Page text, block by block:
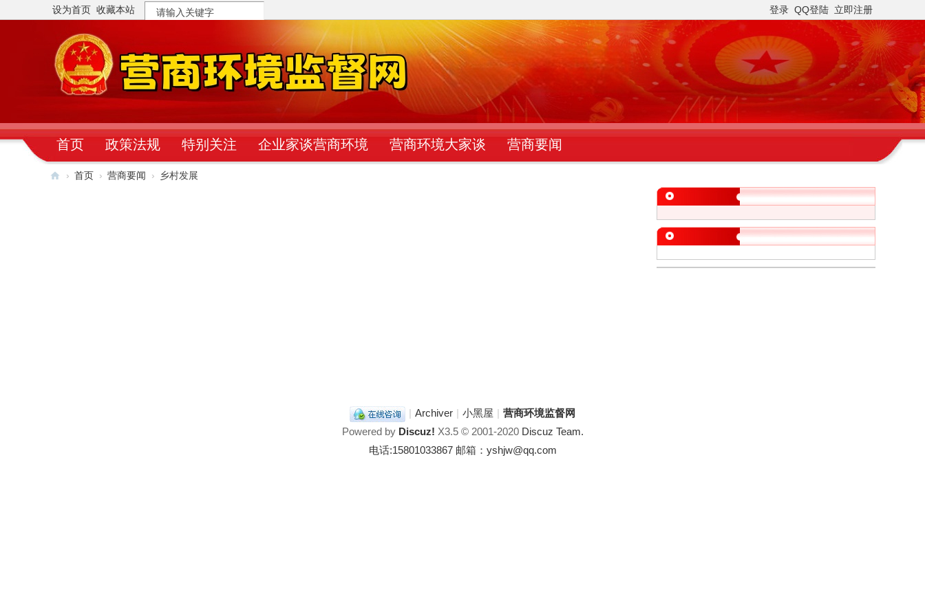
设为首页 收藏本站
搜
索
登录 QQ登陆 立即注册
首页 政策法规 特别关注 企业家谈营商环境 营商环境大家谈 营商要闻
› 首页 › 营商要闻 › 乡村发展
| Archiver | 小黑屋 | 营商环境监督网
Powered by Discuz! X3.5© 2001-2020 Discuz Team.
电话:15801033867 邮箱：yshjw@qq.com